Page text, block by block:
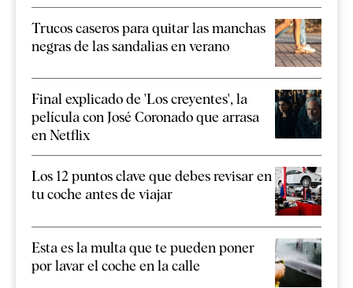
Trucos caseros para quitar las manchas
negras de las sandalias en verano
Final explicado de 'Los creyentes', la
película con José Coronado que arrasa
en Netflix
Los 12 puntos clave que debes revisar en
tu coche antes de viajar
Esta es la multa que te pueden poner
por lavar el coche en la calle